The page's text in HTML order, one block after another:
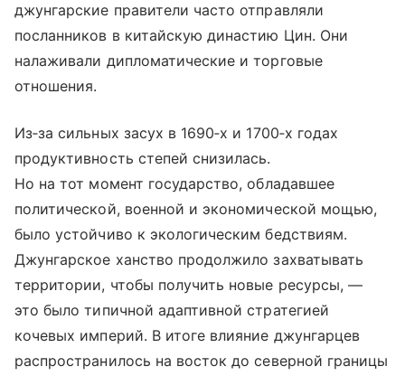
джунгарские правители часто отправляли
посланников в китайскую династию Цин. Они
налаживали дипломатические и торговые
отношения.
Из‑за сильных засух в 1690‑х и 1700‑х годах
продуктивность степей снизилась.
Но на тот момент государство, обладавшее
политической, военной и экономической мощью,
было устойчиво к экологическим бедствиям.
Джунгарское ханство продолжило захватывать
территории, чтобы получить новые ресурсы, —
это было типичной адаптивной стратегией
кочевых империй. В итоге влияние джунгарцев
распространилось на восток до северной границы